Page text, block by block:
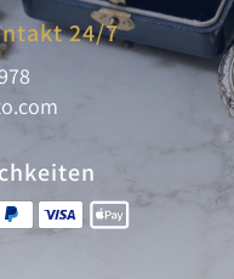
24/7